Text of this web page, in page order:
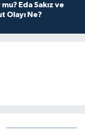
mu? Eda Sakız ve
Olayı Ne?